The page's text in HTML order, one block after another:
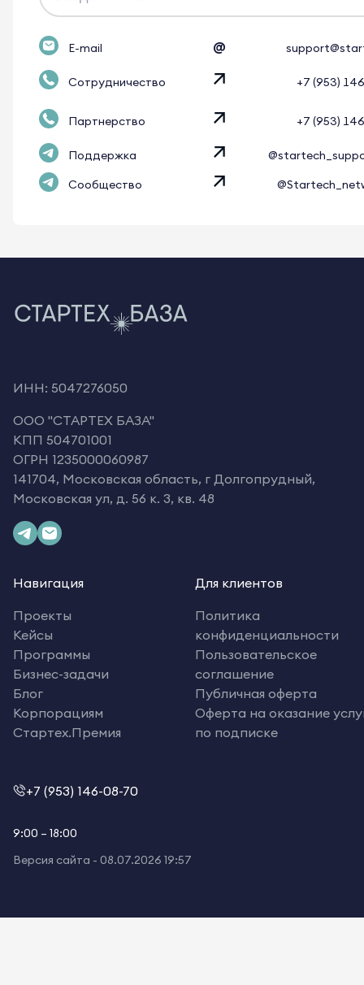
E-mail @
Сотрудничество +7 (953)
Партнерство +7 (953)
Поддержка
Сообщество
ИНН: 5047276050
OOO "СТАРТЕХ БАЗА"
КПП 504701001
ОГРН 1235000060987
141704, Московская область, г Долгопрудный,
Московская ул, д. 56 к. 3, кв. 48
Навигация
Проекты
Кейсы
Программы
Бизнес-задачи
Блог
Корпорациям
Стартех.Премия
Для клиентов
Политика
конфиденциальности
Пользовательское
соглашение
Публичная оферта
Оферта на оказание
по подписке
+7 (953) 146-08-70
9:00 – 18:00
Версия сайта - 08.07.2026 19:57